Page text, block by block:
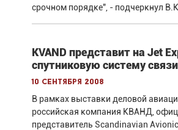
срочном порядке", - подчеркнул
KVAND представит на Jet
спутниковую систему связи
10 сентября 2008
В рамках выставки деловой
российская компания КВАНД,
представитель Scandinavian